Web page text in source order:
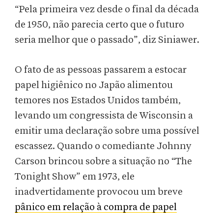
“Pela primeira vez desde o final da década
de 1950, não parecia certo que o futuro
seria melhor que o passado”, diz Siniawer.
O fato de as pessoas passarem a estocar
papel higiênico no Japão alimentou
temores nos Estados Unidos também,
levando um congressista de Wisconsin a
emitir uma declaração sobre uma possível
escassez. Quando o comediante Johnny
Carson brincou sobre a situação no “The
Tonight Show” em 1973, ele
inadvertidamente provocou um breve
pânico em relação à compra de papel